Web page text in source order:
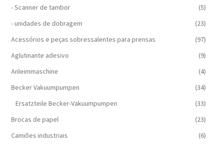
- Scanner de tambor
(5)
- unidades de dobragem
(23)
Acessórios e peças sobressalentes para prensas
(97)
Aglutinante adesivo
(9)
Anleimmaschine
(4)
Becker Vakuumpumpen
(34)
Ersatzteile Becker-Vakuumpumpen
(33)
Brocas de papel
(23)
Camiões industriais
(6)